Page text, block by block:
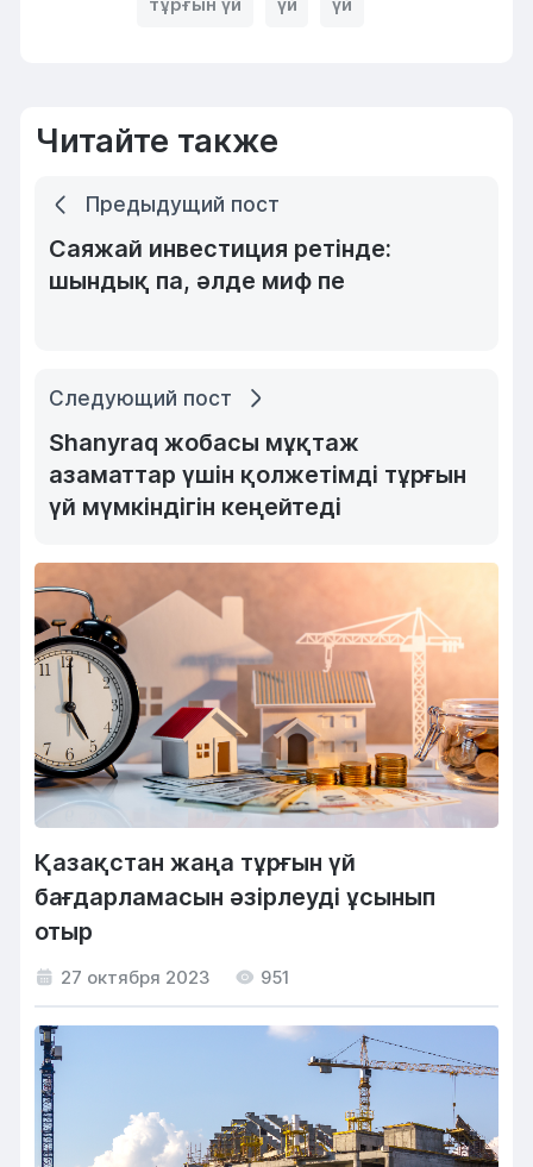
Читайте также
Предыдущий пост
Саяжай инвестиция ретінде:
шындық па, әлде миф пе
Следующий пост
Shanyraq жобасы мұқтаж
азаматтар үшін қолжетімді тұрғын
үй мүмкіндігін кеңейтеді
Қазақстан жаңа тұрғын үй
бағдарламасын әзірлеуді ұсынып
отыр
27 октября 2023 951